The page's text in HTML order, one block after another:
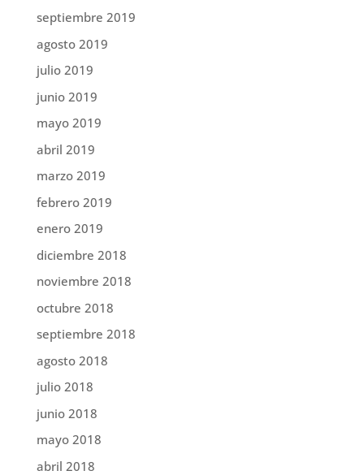
septiembre 2019
agosto 2019
julio 2019
junio 2019
mayo 2019
abril 2019
marzo 2019
febrero 2019
enero 2019
diciembre 2018
noviembre 2018
octubre 2018
septiembre 2018
agosto 2018
julio 2018
junio 2018
mayo 2018
abril 2018